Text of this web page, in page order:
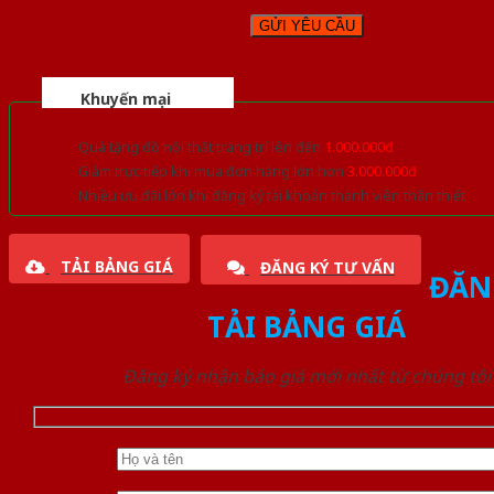
Khuyến mại
Quà tặng đồ nội thất trang trí lên đến 1.000.000đ
Giảm trực tiếp khi mua đơn hàng lớn hơn 3.000.000đ
Nhiều ưu đãi lớn khi đăng ký tài khoản thành viên thân thiết
TẢI BẢNG GIÁ ĐĂNG KÝ TƯ VẤN
TẢI BẢNG GIÁ
Đăng ký nhận báo giá mới nhất từ chúng tôi